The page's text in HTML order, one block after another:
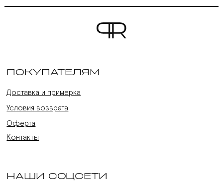
ПОКУПАТЕЛЯМ
НАШИ СОЦСЕТИ
Доставка и примерка
Условия возврата
Оферта
Контакты